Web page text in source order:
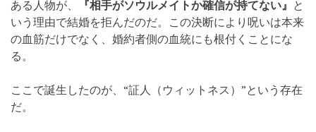
ある人物が、 『相手がソウルメイトか確信が持てない』 と
いう理由で結婚を拒んだのだ。この決断により呪いは本来
の血筋だけでなく、婚約者側の血統にも根付くことにな
る。
ここで誕生したのが、“証人（ウィットネス）”という存在
だ。